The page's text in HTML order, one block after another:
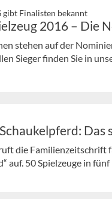
gibt Finalisten bekannt
2016 – Die
stehen auf der
Sieger finden Sie in
die Familienzeitschrift
auf. 50 Spielzeuge in